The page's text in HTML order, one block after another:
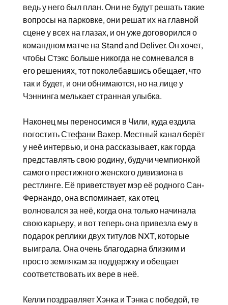
ведь у него был план. Они не будут решать такие
вопросы на парковке, они решат их на главной
сцене у всех на глазах, и он уже договорился о
командном матче на Stand and Deliver. Он хочет,
чтобы Стэкс больше никогда не сомневался в
его решениях, тот поколебавшись обещает, что
так и будет, и они обнимаются, но на лице у
Чэннинга мелькает странная улыбка.
Наконец мы переносимся в Чили, куда ездила
погоститьСтефани Вакер. Местный канал берёт
у неё интервью, и она рассказывает, как горда
представлять свою родину, будучи чемпионкой
самого престижного женского дивизиона в
рестлинге. Её приветствует мэр её родного Сан-
Фернандо, она вспоминает, как отец
волновался за неё, когда она только начинала
свою карьеру, и вот теперь она привезла ему в
подарок реплики двух титулов NXT, которые
выиграла. Она очень благодарна близким и
просто землякам за поддержку и обещает
соответствовать их вере в неё.
Келли поздравляет Хэнка и Тэнка с победой, те